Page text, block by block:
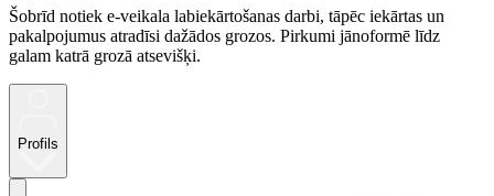
Šobrīd notiek e-veikala labiekārtošanas darbi, tāpēc iekārtas un
pakalpojumus atradīsi dažādos grozos. Pirkumi jānoformē līdz
galam katrā grozā atsevišķi.
Profils